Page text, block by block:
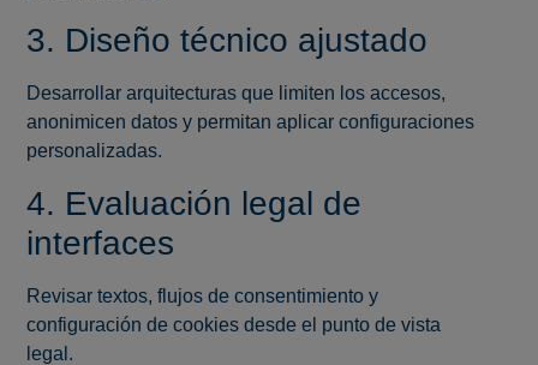
3. Diseño técnico ajustado
Desarrollar arquitecturas que limiten los accesos,
anonimicen datos y permitan aplicar configuraciones
personalizadas.
4. Evaluación legal de
interfaces
Revisar textos, flujos de consentimiento y
configuración de cookies desde el punto de vista
legal.